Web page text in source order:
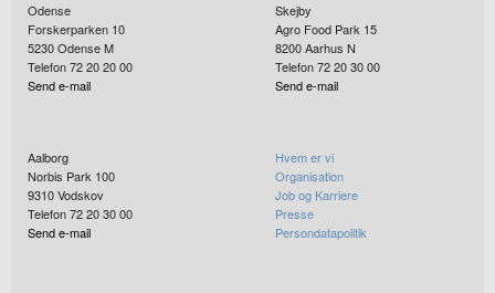
Odense
Forskerparken 10
5230Odense M
Telefon 72 20 20 00
Send e-mail
Skejby
Agro Food Park 15
8200Aarhus N
Telefon 72 20 30 00
Send e-mail
Aalborg
Norbis Park 100
9310Vodskov
Telefon 72 20 30 00
Send e-mail
Hvem er vi
Organisation
Job og Karriere
Presse
Persondatapolitik